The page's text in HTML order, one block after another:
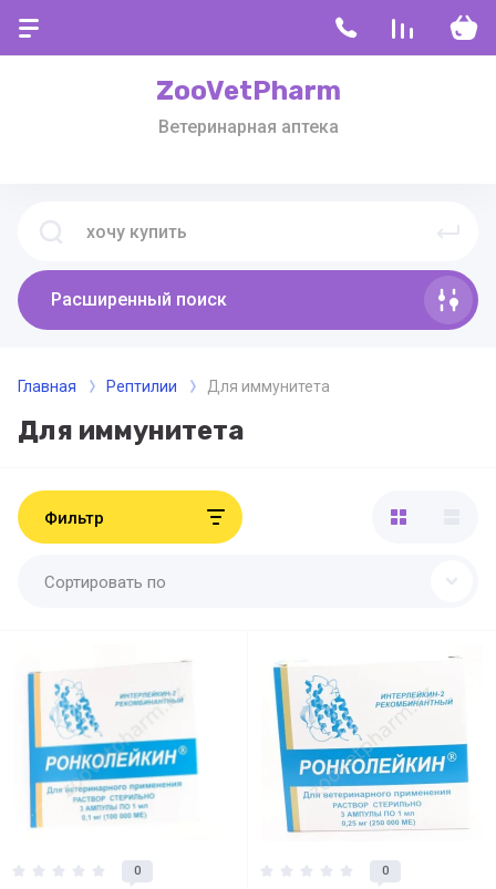
ZooVetPharm
Ветеринарная аптека
Расширенный поиск
Главная Рептилии Для иммунитета
Для иммунитета
Фильтр
Сортировать по
0 0